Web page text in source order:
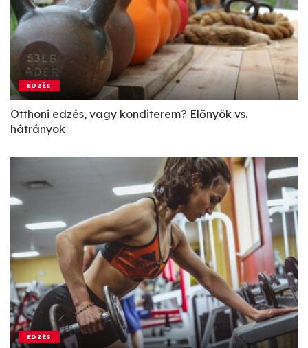
EDZÉS
Otthoni edzés, vagy konditerem? Előnyök vs.
hátrányok
EDZÉS